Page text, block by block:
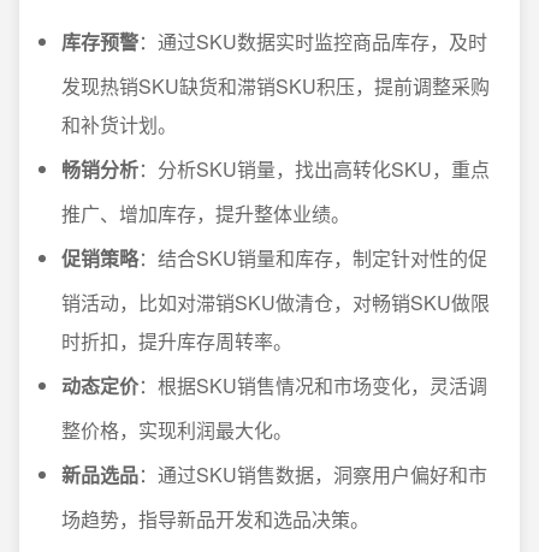
库存预警：通过SKU数据实时监控商品库存，及时
发现热销SKU缺货和滞销SKU积压，提前调整采购
和补货计划。
畅销分析：分析SKU销量，找出高转化SKU，重点
推广、增加库存，提升整体业绩。
促销策略：结合SKU销量和库存，制定针对性的促
销活动，比如对滞销SKU做清仓，对畅销SKU做限
时折扣，提升库存周转率。
动态定价：根据SKU销售情况和市场变化，灵活调
整价格，实现利润最大化。
新品选品：通过SKU销售数据，洞察用户偏好和市
场趋势，指导新品开发和选品决策。